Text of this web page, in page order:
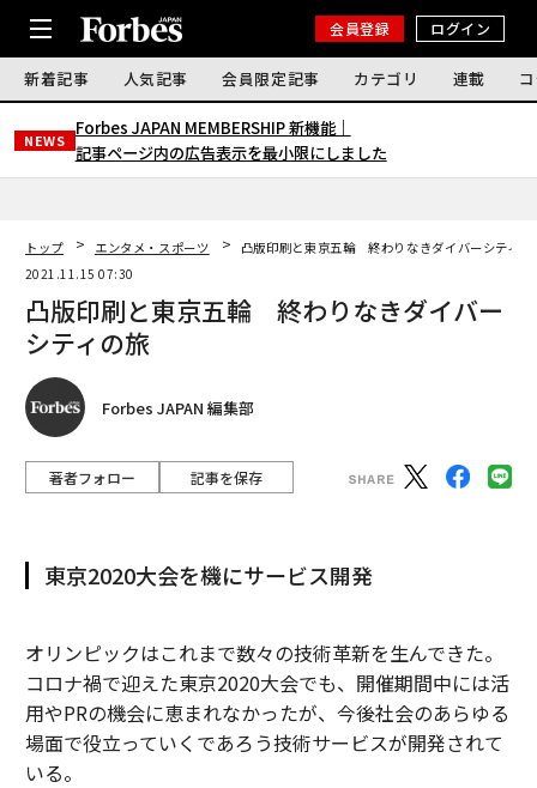
会員登録 ログイン
新着記事 人気記事 会員限定記事 カテゴリ 連載
NEWS
Forbes JAPAN MEMBERSHIP 新機能｜
記事ページ内の広告表示を最小限にしました
トップ エンタメ・スポーツ
凸版印刷と東京五輪 終わりなきダイバーシティの
2021.11.15 07:30
凸版印刷と東京五輪 終わりなきダイバー
シティの旅
Forbes JAPAN 編集部
著者フォロー 記事を保存
東京2020大会を機にサービス開発
オリンピックはこれまで数々の技術革新を生んできた。
コロナ禍で迎えた東京2020大会でも、開催期間中には活
用やPRの機会に恵まれなかったが、今後社会のあらゆる
場面で役立っていくであろう技術サービスが開発されて
いる。